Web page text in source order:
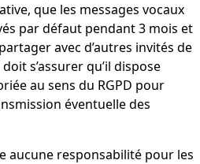
que les messages vocaux
par défaut pendant 3 mois et
avec d’autres invités de
s’assurer qu’il dispose
au sens du RGPD pour
éventuelle des
aucune responsabilité pour les